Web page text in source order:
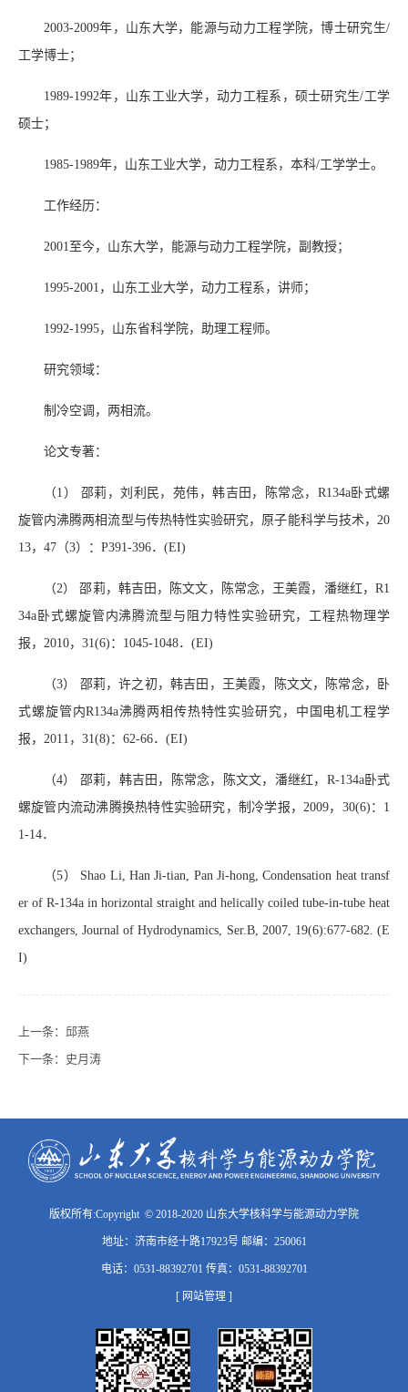
2003-2009年，山东大学，能源与动力工程学院，博士研究生/
工学博士；
1989-1992年，山东工业大学，动力工程系，硕士研究生/工学
硕士；
1985-1989年，山东工业大学，动力工程系，本科/工学学士。
工作经历：
2001至今，山东大学，能源与动力工程学院，副教授；
1995-2001，山东工业大学，动力工程系，讲师；
1992-1995，山东省科学院，助理工程师。
研究领域：
制冷空调，两相流。
论文专著：
（1） 邵莉，刘利民，苑伟，韩吉田，陈常念，R134a卧式螺
旋管内沸腾两相流型与传热特性实验研究，原子能科学与技术，20
13，47（3）：P391-396．(EI)
（2） 邵莉，韩吉田，陈文文，陈常念，王美霞，潘继红，R1
34a卧式螺旋管内沸腾流型与阻力特性实验研究，工程热物理学
报，2010，31(6)：1045-1048．(EI)
（3） 邵莉，许之初，韩吉田，王美霞，陈文文，陈常念，卧
式螺旋管内R134a沸腾两相传热特性实验研究，中国电机工程学
报，2011，31(8)：62-66．(EI)
（4） 邵莉，韩吉田，陈常念，陈文文，潘继红，R-134a卧式
螺旋管内流动沸腾换热特性实验研究，制冷学报，2009，30(6)：1
1-14．
（5） Shao Li, Han Ji-tian, Pan Ji-hong, Condensation heat transf
er of R-134a in horizontal straight and helically coiled tube-in-tube heat
exchangers, Journal of Hydrodynamics, Ser.B, 2007, 19(6):677-682. (E
I)
上一条： 邱燕
下一条： 史月涛
版权所有:Copyright © 2018-2020 山东大学核科学与能源动力学院
地址：济南市经十路17923号 邮编：250061
电话：0531-88392701 传真：0531-88392701
[ 网站管理 ]